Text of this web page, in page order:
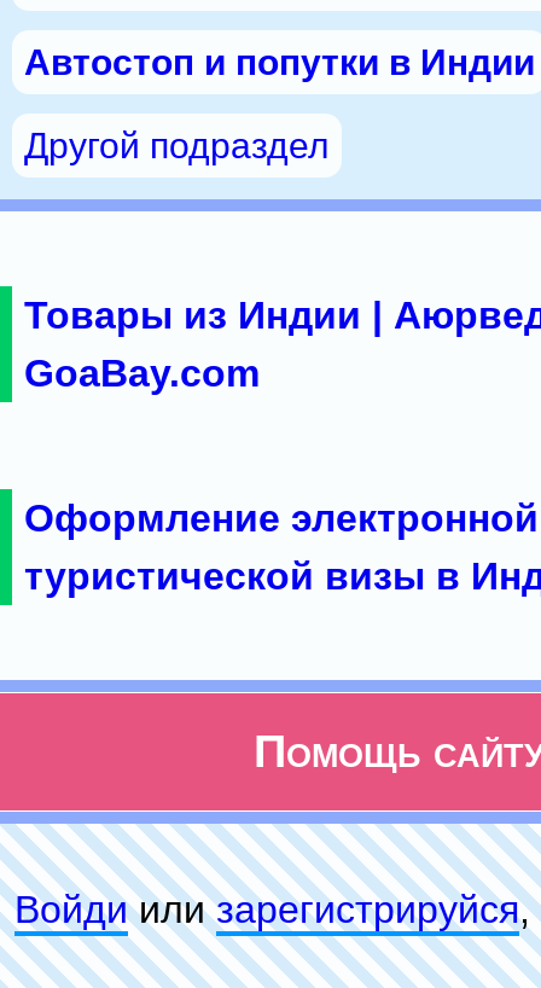
Автостоп и попутки в Индии
Другой подраздел
Товары из Индии |
GoaBay.com
Оформление электронной
туристической визы в
Помощь
Войдиилизарeгиcтpируйся,